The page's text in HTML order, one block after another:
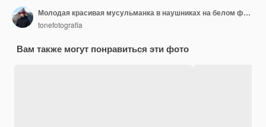
Молодая красивая мусульманка в наушниках на белом фонеx9xA
tonefotografia
Вам также могут понравиться эти фото